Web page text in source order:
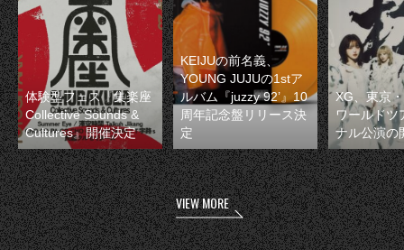
体験型フェス『集楽座
Collective Sounds &
Cultures』開催決定
KEIJUの前名義、
YOUNG JUJUの1stア
ルバム『juzzy 92’』10
周年記念盤リリース決
定
XG、東京
ワールドツ
ナル公演の
VIEW MORE